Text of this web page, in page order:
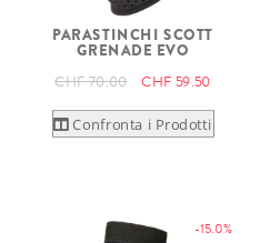
PARASTINCHI SCOTT
GRENADE EVO
CHF 70.00 CHF 59.50
Confronta i Prodotti
-15.0%